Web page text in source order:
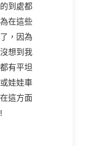
到處都
在這些
，因為
想到我
有平坦
娃娃車
這方面